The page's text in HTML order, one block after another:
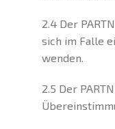
2.4 Der
sich im Falle
wenden.
2.5 Der